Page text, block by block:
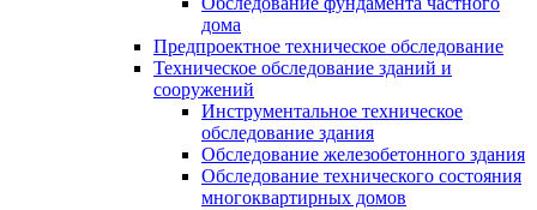
дома
Предпроектное техническое обследование
Техническое обследование зданий и
сооружений
Инструментальное техническое
обследование здания
Обследование железобетонного здания
Обследование технического состояния
многоквартирных домов